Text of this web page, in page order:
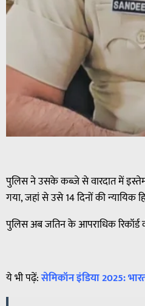
पुलिस ने उसके कब्जे से वारदात में
गया, जहां से उसे 14 दिनों की न्यायिक
पुलिस अब जतिन के आपराधिक
ये भी पढ़ें:सेमिकॉन इंडिया 2025: